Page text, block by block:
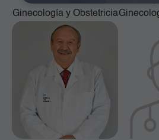
Ginecología y Obstetricia